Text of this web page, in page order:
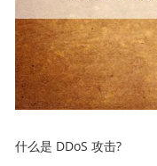
什么是 DDoS 攻击?